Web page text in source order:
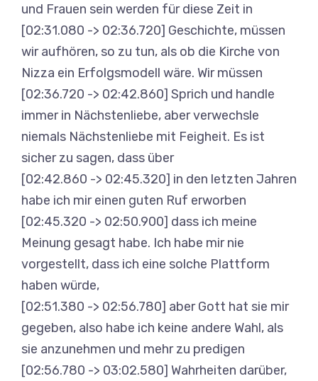
und Frauen sein werden für diese Zeit in
[02:31.080 -> 02:36.720] Geschichte, müssen
wir aufhören, so zu tun, als ob die Kirche von
Nizza ein Erfolgsmodell wäre. Wir müssen
[02:36.720 -> 02:42.860] Sprich und handle
immer in Nächstenliebe, aber verwechsle
niemals Nächstenliebe mit Feigheit. Es ist
sicher zu sagen, dass über
[02:42.860 -> 02:45.320] in den letzten Jahren
habe ich mir einen guten Ruf erworben
[02:45.320 -> 02:50.900] dass ich meine
Meinung gesagt habe. Ich habe mir nie
vorgestellt, dass ich eine solche Plattform
haben würde,
[02:51.380 -> 02:56.780] aber Gott hat sie mir
gegeben, also habe ich keine andere Wahl, als
sie anzunehmen und mehr zu predigen
[02:56.780 -> 03:02.580] Wahrheiten darüber,